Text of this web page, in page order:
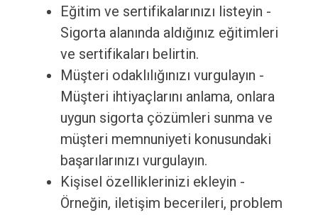
Eğitim ve sertifikalarınızı listeyin -
Sigorta alanında aldığınız eğitimleri
ve sertifikaları belirtin.
Müşteri odaklılığınızı vurgulayın -
Müşteri ihtiyaçlarını anlama, onlara
uygun sigorta çözümleri sunma ve
müşteri memnuniyeti konusundaki
başarılarınızı vurgulayın.
Kişisel özelliklerinizi ekleyin -
Örneğin, iletişim becerileri, problem